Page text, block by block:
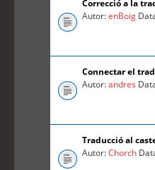
Correcció a la
Autor:enBoig
Connectar el
Autor:andres
Traducció al
Autor:Chorch